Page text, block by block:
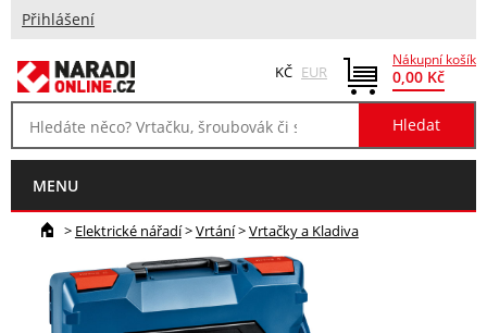
Přihlášení
Nákupní košík
0,00 Kč
KČ EUR
MENU
> Elektrické nářadí>Vrtání>Vrtačky a Kladiva